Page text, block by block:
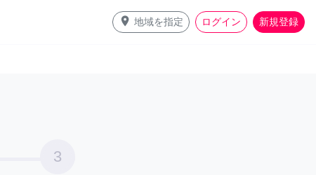
place 地域を指定 ログイン 新規登録
3